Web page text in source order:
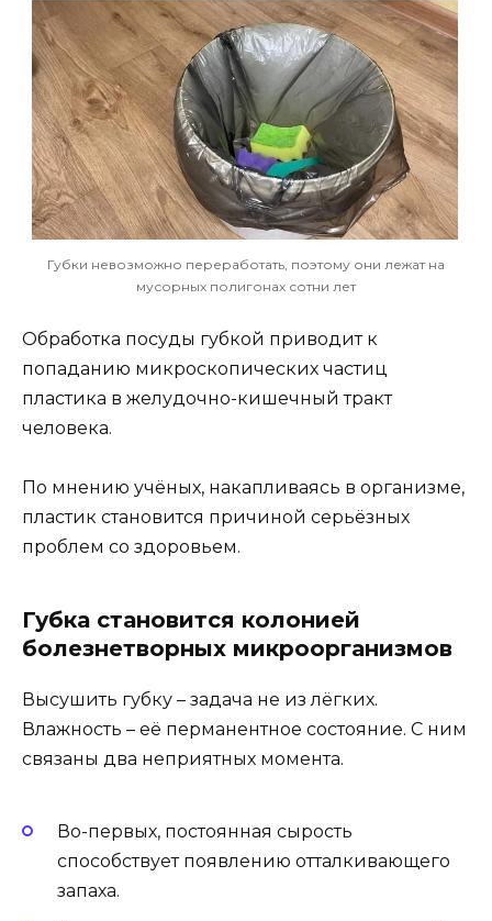
Губки невозможно переработать, поэтому они лежат на
мусорных полигонах сотни лет
Обработка посуды губкой приводит к
попаданию микроскопических частиц
пластика в желудочно-кишечный тракт
человека.
По мнению учёных, накапливаясь в организме,
пластик становится причиной серьёзных
проблем со здоровьем.
Губка становится колонией
болезнетворных микроорганизмов
Высушить губку – задача не из лёгких.
Влажность – её перманентное состояние. С ним
связаны два неприятных момента.
Во-первых, постоянная сырость
способствует появлению отталкивающего
запаха.